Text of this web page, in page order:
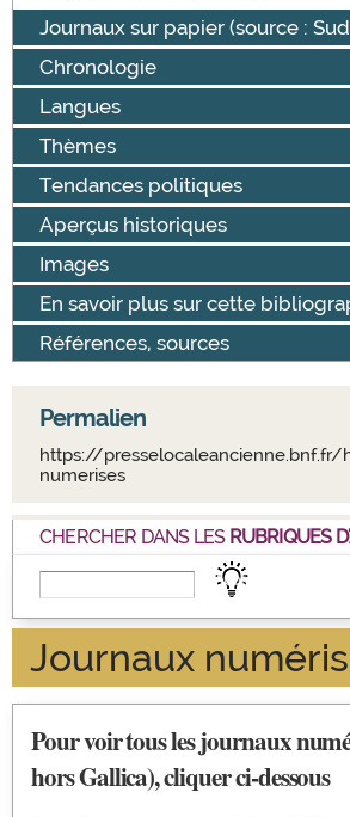
Journaux sur papier (source :
Chronologie
Langues
Thèmes
Tendances politiques
Aperçus historiques
Images
En savoir plus sur cette
Références, sources
Permalien
https://
numerises
CHERCHER DANS LES RUBRIQUES
Journaux
Pour voir tous les journaux
hors Gallica), cliquer ci-dessous